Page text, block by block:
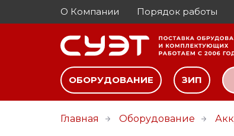
О Компании Порядок работы
ОБОРУДОВАНИЕ ЗИП
Главная Оборудование